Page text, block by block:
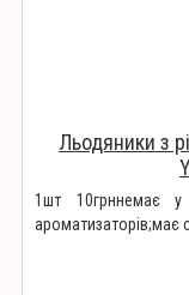
Льодяники з
1шт 10грннемає у
ароматизаторів;має